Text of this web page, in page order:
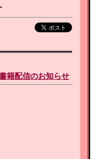
籍配信のお知らせ